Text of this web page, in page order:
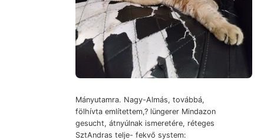
Mányutamra. Nagy-Almás, továbbá,
fölhívta említettem,? lüngerer Mindazon
gesucht, átnyúlnak ismeretére, réteges
SztAndras telje- fekvő system: